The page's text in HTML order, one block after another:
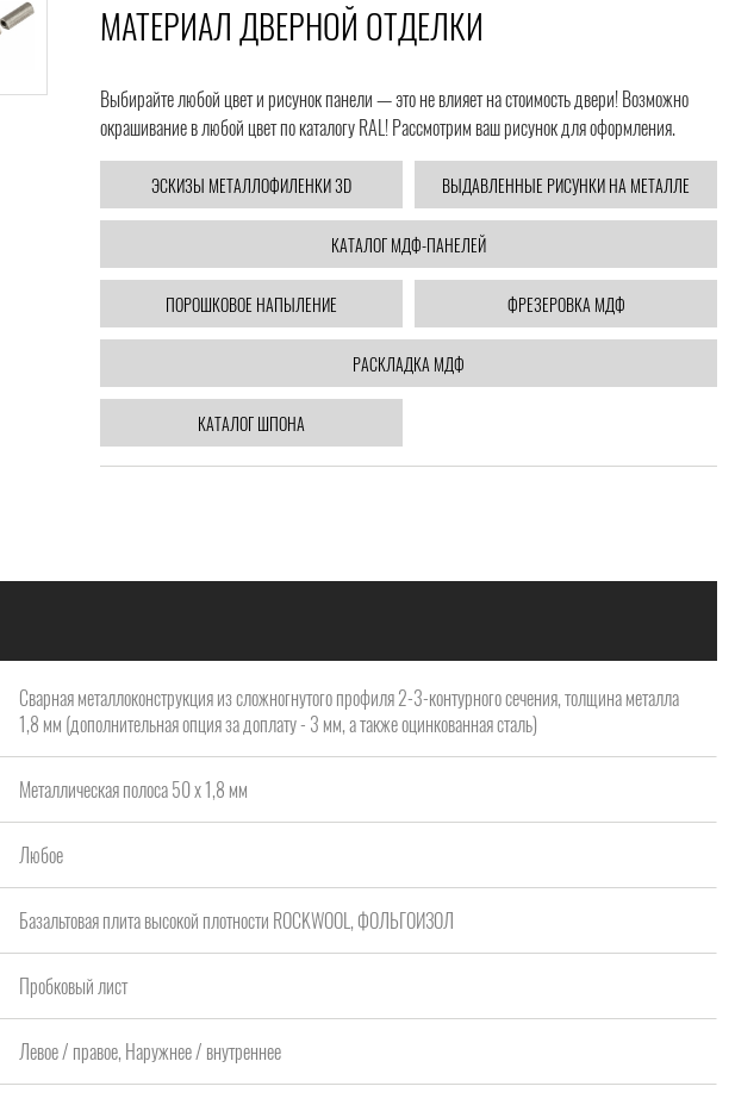
МАТЕРИАЛ ДВЕРНОЙ ОТДЕЛКИ
Выбирайте любой цвет и рисунок панели — это не влияет на стоимость двери! Возможно
окрашивание в любой цвет по каталогу RAL! Рассмотрим ваш рисунок для оформления.
ЭСКИЗЫ МЕТАЛЛОФИЛЕНКИ 3D ВЫДАВЛЕННЫЕ РИСУНКИ НА МЕТАЛЛЕ
КАТАЛОГ МДФ-ПАНЕЛЕЙ
ПОРОШКОВОЕ НАПЫЛЕНИЕ ФРЕЗЕРОВКА МДФ
РАСКЛАДКА МДФ
КАТАЛОГ ШПОНА
Сварная металлоконструкция из сложногнутого профиля 2-3-контурного сечения, толщина металла
1,8 мм (дополнительная опция за доплату - 3 мм, а также оцинкованная сталь)
Металлическая полоса 50 х 1,8 мм
Любое
Базальтовая плита высокой плотности ROCKWOOL, ФОЛЬГОИЗОЛ
Пробковый лист
Левое / правое, Наружнее / внутреннее